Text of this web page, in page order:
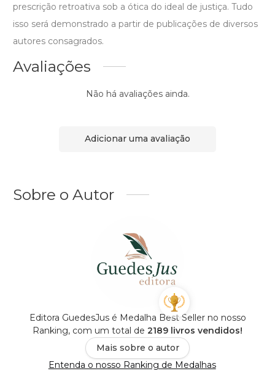
prescrição retroativa sob a ótica do ideal de justiça. Tudo
isso será demonstrado a partir de publicações de diversos
autores consagrados.
Avaliações
Não há avaliações ainda.
Adicionar uma avaliação
Sobre o Autor
Editora GuedesJus é Medalha Best Seller no nosso
Ranking, com um total de 2189 livros vendidos!
Mais sobre o autor
Entenda o nosso Ranking de Medalhas